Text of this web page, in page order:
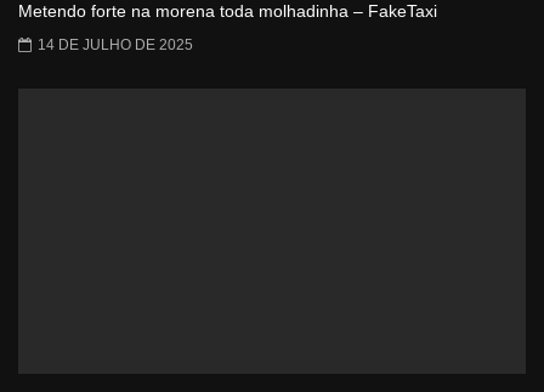
Metendo forte na morena toda molhadinha – FakeTaxi
14 DE JULHO DE 2025